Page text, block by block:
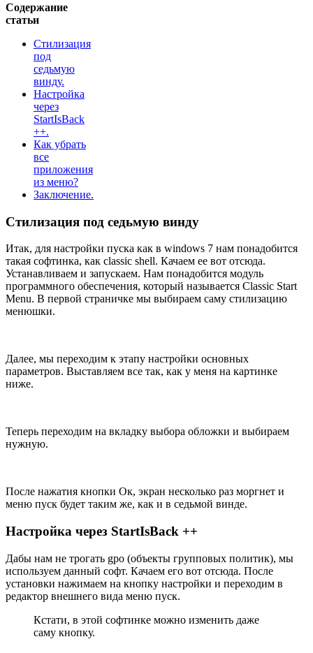
Содержание
статьи
Стилизация
под
седьмую
винду.
Настройка
через
StartIsBack
++.
Как убрать
все
приложения
из меню?
Заключение.
Стилизация под седьмую винду
Итак, для настройки пуска как в windows 7 нам понадобится
такая софтинка, как classic shell. Качаем ее вот отсюда.
Устанавливаем и запускаем. Нам понадобится модуль
программного обеспечения, который называется Classic Start
Menu. В первой страничке мы выбираем саму стилизацию
менюшки.
Далее, мы переходим к этапу настройки основных
параметров. Выставляем все так, как у меня на картинке
ниже.
Теперь переходим на вкладку выбора обложки и выбираем
нужную.
После нажатия кнопки Ок, экран несколько раз моргнет и
меню пуск будет таким же, как и в седьмой винде.
Настройка через StartIsBack ++
Дабы нам не трогать gpo (объекты групповых политик), мы
используем данный софт. Качаем его вот отсюда. После
установки нажимаем на кнопку настройки и переходим в
редактор внешнего вида меню пуск.
Кстати, в этой софтинке можно изменить даже
саму кнопку.